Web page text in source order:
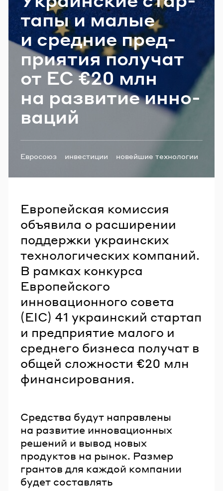
та­пы и малые
и сред­ние пред­
при­я­тия по­лу­чат
от ЕС €20 млн
на раз­ви­тие ин­но­
ва­ций
Теги:
Евросоюз инвестиции новейшие технологии
Европейская комиссия
объявила о расширении
поддержки украинских
технологических компаний.
В рамках конкурса
Европейского
инновационного совета
(EIC) 41 украинский стартап
и предприятие малого и
среднего бизнеса получат в
общей сложности €20 млн
финансирования.
Средства будут направлены
на развитие инновационных
решений и вывод новых
продуктов на рынок. Размер
грантов для каждой компании
будет составлять
Email
Пароль
Забыли пароль?